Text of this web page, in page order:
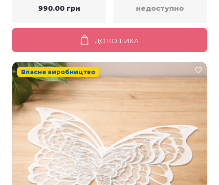
990.00 грн недоступно
ДО КОШИКА
Власне виробництво